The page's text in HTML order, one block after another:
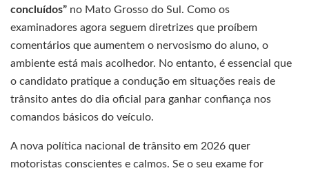
concluídos” no Mato Grosso do Sul. Como os
examinadores agora seguem diretrizes que proíbem
comentários que aumentem o nervosismo do aluno, o
ambiente está mais acolhedor. No entanto, é essencial que
o candidato pratique a condução em situações reais de
trânsito antes do dia oficial para ganhar confiança nos
comandos básicos do veículo.
A nova política nacional de trânsito em 2026 quer
motoristas conscientes e calmos. Se o seu exame for